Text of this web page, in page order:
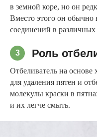
в земной коре, но он
Вместо этого он обычно
соединений в
3 Роль
Отбеливатель на основе
для удаления пятен и
молекулы краски в
и их легче смыть.